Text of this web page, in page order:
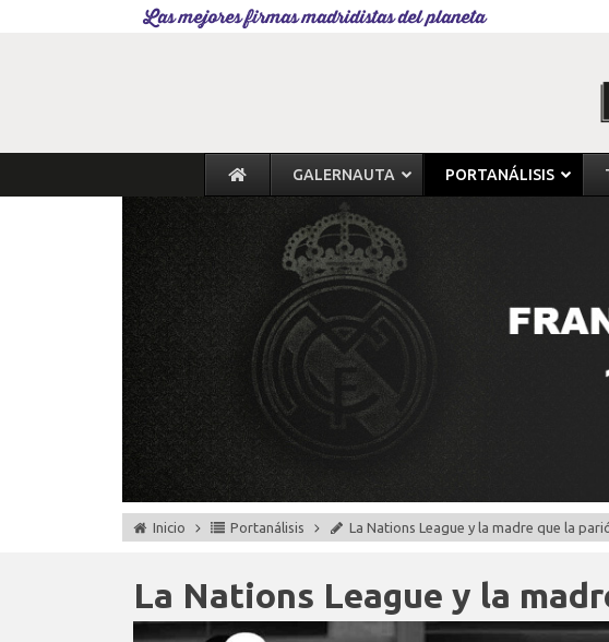
Las mejores firmas madridistas del planeta
GALERNAUTA PORTANÁLISIS
Inicio Portanálisis La Nations League y la madre que la
La Nations League y la